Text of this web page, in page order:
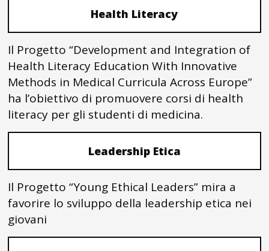
Health Literacy
Il Progetto “Development and Integration of
Health Literacy Education With Innovative
Methods in Medical Curricula Across Europe”
ha l’obiettivo di promuovere corsi di health
literacy per gli studenti di medicina.
Leadership Etica
Il Progetto “Young Ethical Leaders” mira a
favorire lo sviluppo della leadership etica nei
giovani